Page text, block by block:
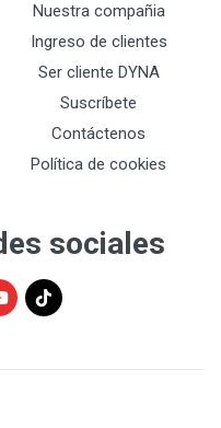
Nuestra compañia
Ingreso de clientes
Ser cliente DYNA
Suscríbete
Contáctenos
Política de cookies
sociales